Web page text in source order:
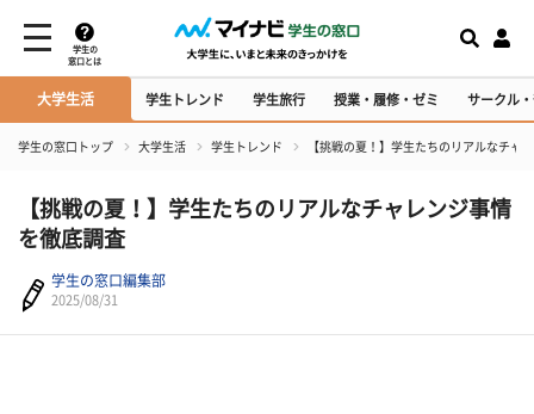
学生の
窓口とは
大学生活 学生トレンド 学生旅行 授業・履修・ゼミ サークル
学生の窓口トップ 大学生活 学生トレンド 【挑戦の夏！】学生たちのリアルなチャ
【挑戦の夏！】学生たちのリアルなチャレンジ事情
を徹底調査
学生の窓口編集部
2025/08/31